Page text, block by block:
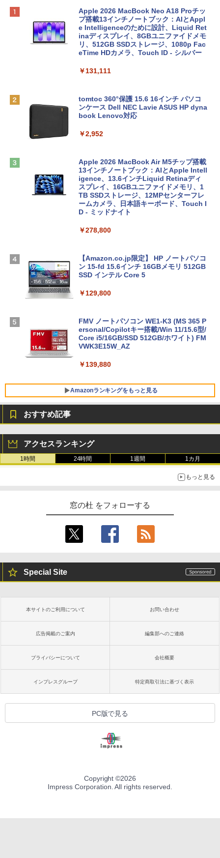
Apple 2026 MacBook Neo A18 Proチッ
プ搭載13インチノートブック：AIとAppl
e Intelligenceのために設計、Liquid Ret
inaディスプレイ、8GBユニファイドメモ
リ、512GB SSDストレージ、1080p Fac
eTime HDカメラ、Touch ID - シルバー
￥131,111
tomtoc 360°保護 15.6 16インチ パソコ
ンケース Dell NEC Lavie ASUS HP dyna
book Lenovo対応
￥2,952
Apple 2026 MacBook Air M5チップ搭載
13インチノートブック：AIとApple Intell
igence、13.6インチLiquid Retinaディ
スプレイ、16GBユニファイドメモリ、1
TB SSDストレージ、12MPセンターフレ
ームカメラ、日本語キーボード、Touch I
D - ミッドナイト
￥278,800
【Amazon.co.jp限定】 HP ノートパソコ
ン 15-fd 15.6インチ 16GBメモリ 512GB
SSD インテル Core 5
￥129,800
FMV ノートパソコン WE1-K3 (MS 365 P
ersonal/Copilotキー搭載/Win 11/15.6型/
Core i5/16GB/SSD 512GB/ホワイト) FM
VWK3E15W_AZ
￥139,880
Amazonランキングをもっと見る
定バーチャルアイテムを含む】 【オンラ
インゲームコード】 ロブロックス | オン
ラインコード版
Robloxギフトカード - 1000 Robux 【限
定バーチャルアイテムを含む】 【オンラ
ラインコード版
￥1,600
Microsoft Office Home & Business 202
4(最新 永続版)|オンラインコード版|Wind
￥39,582
Robloxギフトカード - 2,000 Robux 【限
定バーチャルアイテムを含む】 【オンラ
ラインコード版
ト): Java & Bedrock Edition | オンライ
ンコード版
￥3,600
￥1,766
出す プロンプトの言葉 AI画像生成シリー
ズ (はぴーイラストLabo)
￥480
非エンジニア 初心者 素人 でも安心 使い
方 マニュアル AI副業にもコンテンツ作成
にもKindle出版にも！ 非エンジニアのた
￥99
1冊ですべて身につくHTML & CSSとWe
bデザイン入門講座［第2版］
￥1,292
ードウェア・市販ソフトウェアのパーフ
ェクトリストと最新エミュレータ紹介
ンチディスプレイ、色調調節ライト、12
週間持続バッテリー、広告なし、ブラッ
ク
Amazon Kindle - 目に優しい、かさばら
ない、大きな画面で読みやすい、6週間持
書籍リーダー、マッチャ、16GB、広告な
Kindle Paperwhite シグニチャーエディ
るさ自動調整、色調調節ライト、12週間
持続バッテリー、広告なし、メタリック
Amazon Kindle Colorsoft | 16GBストレ
ージ、防水、7インチカラーディスプレ
イ、色調調節ライト、最大8週間持続バッ
テリー、広告無し、ブラック (2025年発
売)
￥31,980
New Amazon Kindle Scribe Colorsoft |
11インチカラーディスプレイ、64GBスト
き、グラファイト
￥115,980
おすすめ記事
アクセスランキング
1時間 24時間 1週間 1カ月
もっと見る
窓の杜 をフォローする
Special Site
本サイトのご利用について お問い合わせ
広告掲載のご案内 編集部へのご連絡
プライバシーについて 会社概要
インプレスグループ 特定商取引法に基づく表示
PC版で見る
Copyright ©2026
Impress Corporation. All rights reserved.